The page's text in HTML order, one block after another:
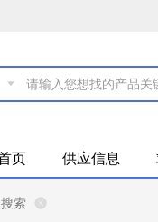

页 供应信息
搜索